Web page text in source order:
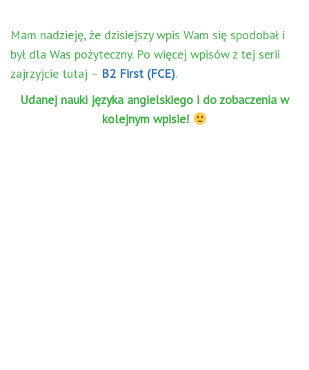
Mam nadzieję, że dzisiejszy wpis Wam się spodobał i
był dla Was pożyteczny. Po więcej wpisów z tej serii
zajrzyjcie tutaj – B2 First (FCE).
Udanej nauki języka angielskiego i do zobaczenia w
kolejnym wpisie!